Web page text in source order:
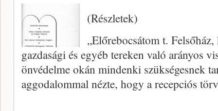
(Részletek)
„Előrebocsátom t.
gazdasági és egyéb tereken való arányos
önvédelme okán mindenki szükségesnek
aggodalommal nézte, hogy a recepciós